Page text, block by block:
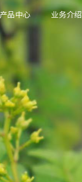
产品中心 业务介绍